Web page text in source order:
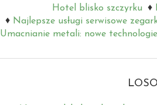
Hotel blisko szczyrku
Najlepsze usługi serwisowe
Umacnianie metali: nowe